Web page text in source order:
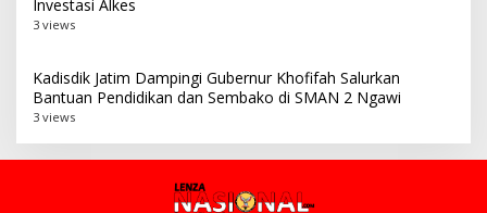
Investasi Alkes
3 views
Kadisdik Jatim Dampingi Gubernur Khofifah Salurkan
Bantuan Pendidikan dan Sembako di SMAN 2 Ngawi
3 views